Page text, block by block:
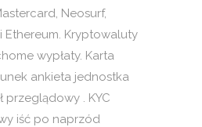
Neosurf,
Ethereum. Kryptowaluty
wypłaty. Karta
ankieta jednostka
przeglądowy . KYC
iść po naprzód